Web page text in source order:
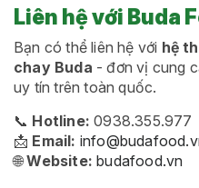
Liên hệ với Buda
Bạn có thể liên hệ với hệ
chay Buda - đơn vị cung
uy tín trên toàn quốc.
📞 Hotline: 0938.355.977
📩 Email:
🌐Website: budafood.vn